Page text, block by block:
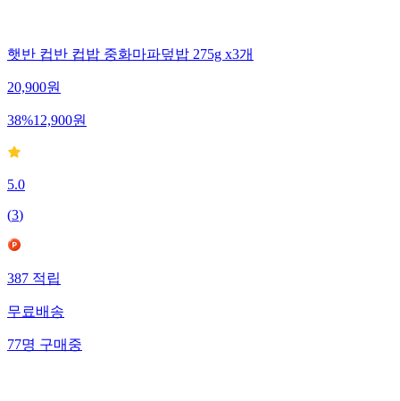
햇반 컵반 컵밥 중화마파덮밥 275g x3개
20,900원
38%12,900원
5.0
(3)
387 적립
무료배송
77명 구매중